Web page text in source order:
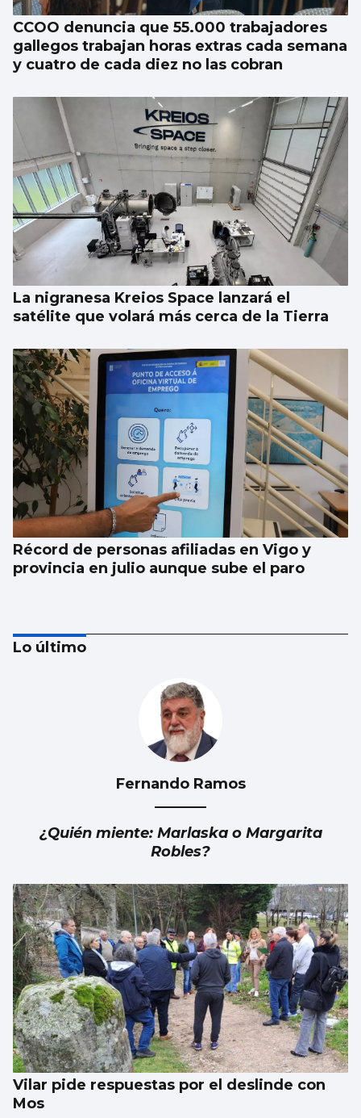
CCOO denuncia que 55.000 trabajadores
gallegos trabajan horas extras cada semana
y cuatro de cada diez no las cobran
La nigranesa Kreios Space lanzará el
satélite que volará más cerca de la Tierra
Récord de personas afiliadas en Vigo y
provincia en julio aunque sube el paro
Lo último
Fernando Ramos
¿Quién miente: Marlaska o Margarita
Robles?
Vilar pide respuestas por el deslinde con
Mos